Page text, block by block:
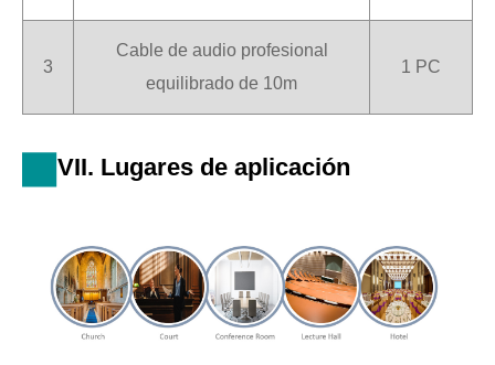
3
Cable de audio profesional
equilibrado de 10m
1 PC
VII. Lugares de aplicación